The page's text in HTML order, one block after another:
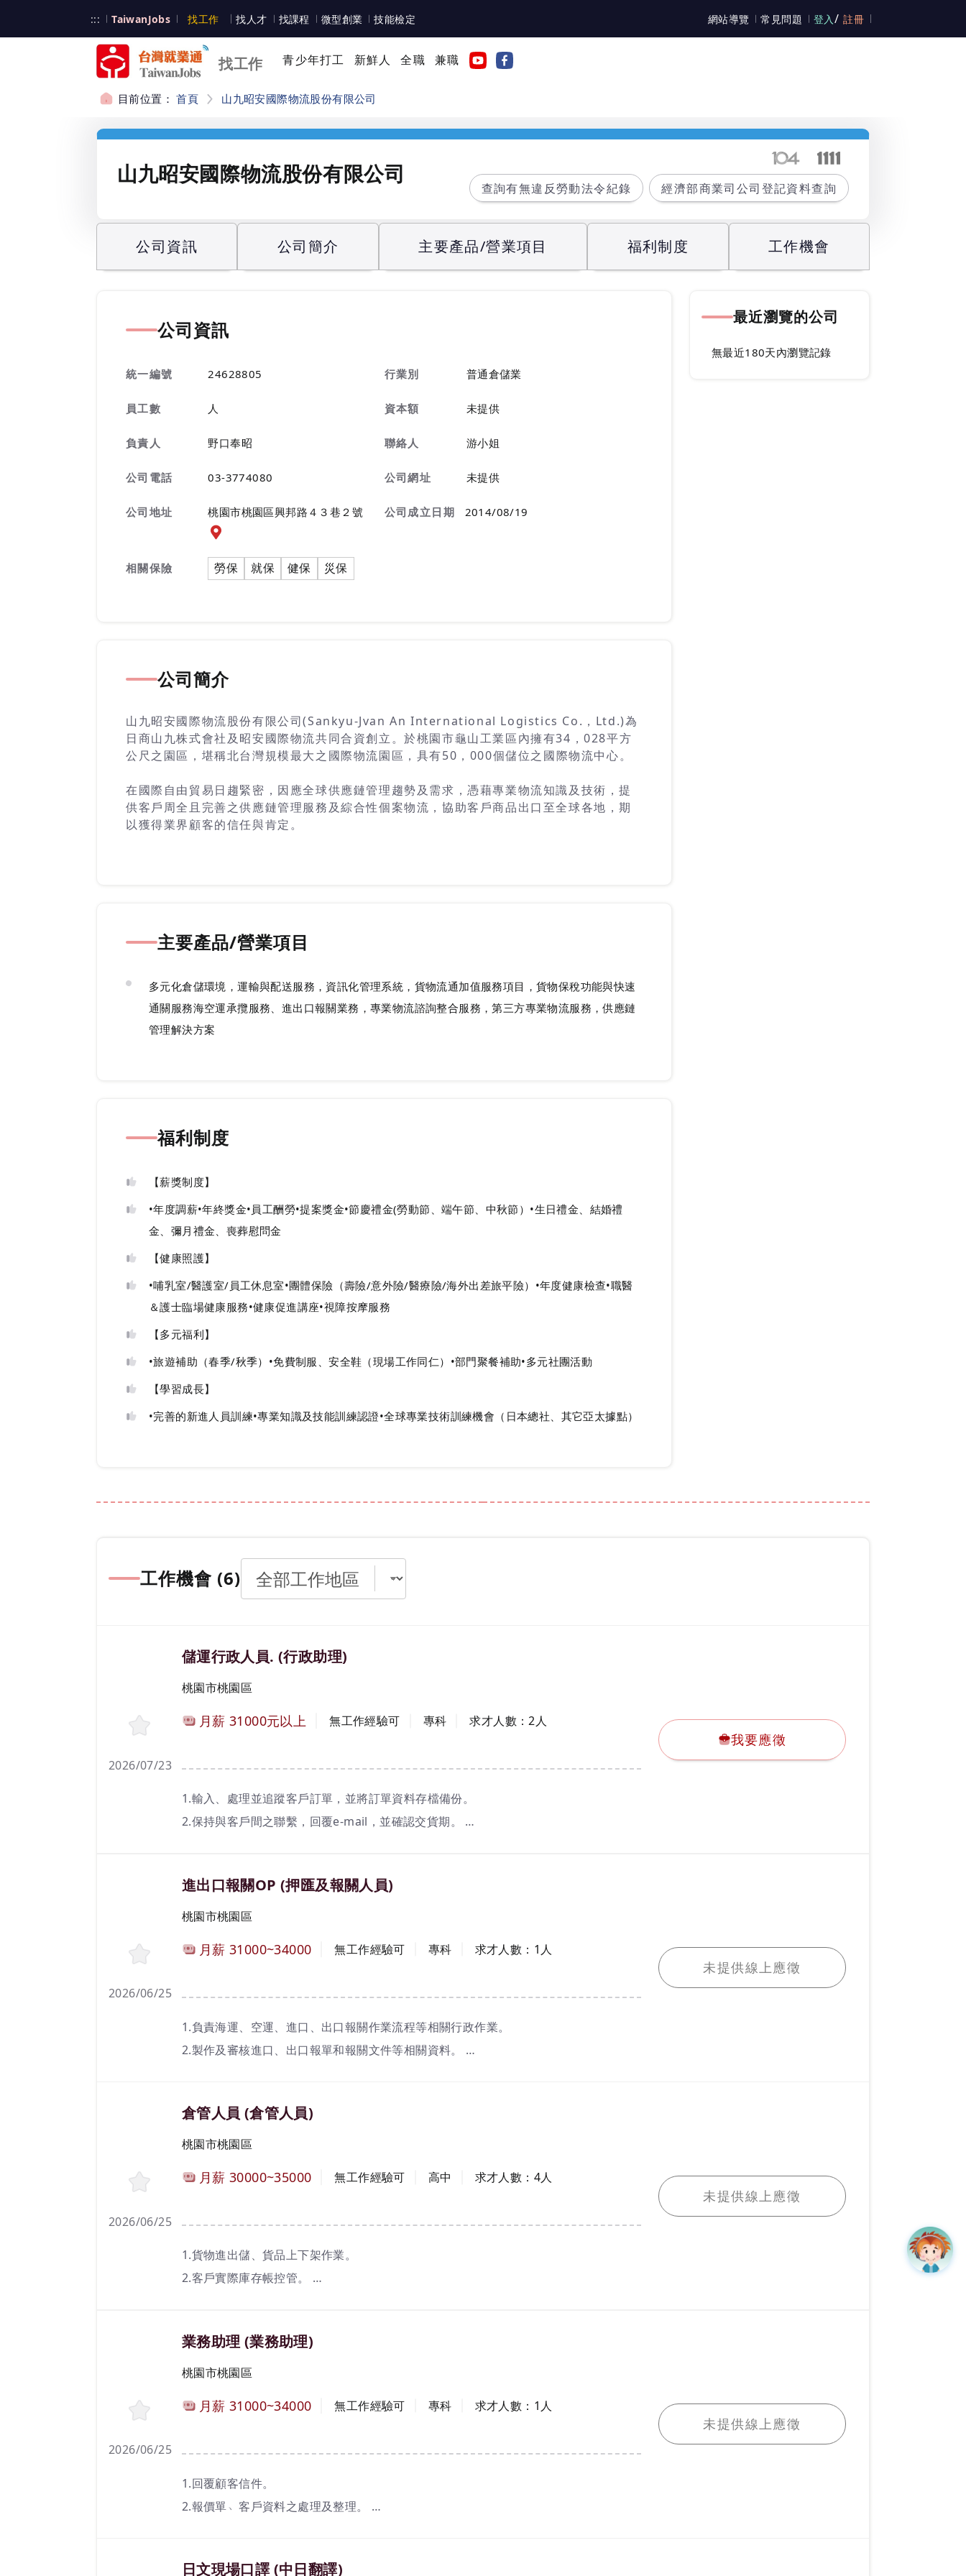
::: TaiwanJobs 台灣就業通
找工作 台灣就業通
找人才 找課程 微型創業 技能檢定 網站導覽 常見問題 登入 / 註冊
找工作 青少年打工 新鮮人 全職 兼職
目前位置：首頁 山九昭安國際物流股份有限公司
山九昭安國際物流股份有限公司
查詢有無違反勞動法令紀錄 經濟部商業司公司登記資料查詢
公司資訊 公司簡介 主要產品/營業項目 福利制度 工作機會
公司資訊
統一編號 24628805 行業別 普通倉儲業
員工數 人 資本額 未提供
負責人 野口奉昭 聯絡人 游小姐
公司電話 03-3774080 公司網址 未提供
公司地址
桃園市桃園區興邦路４３巷２號
公司地址地圖『另開新視窗』
公司成立日期 2014/08/19
相關保險 勞保 就保 健保 災保
公司簡介
山九昭安國際物流股份有限公司(Sankyu-Jvan An International Logistics Co.，Ltd.)為
日商山九株式會社及昭安國際物流共同合資創立。於桃園市龜山工業區內擁有34，028平方
公尺之園區，堪稱北台灣規模最大之國際物流園區，具有50，000個儲位之國際物流中心。
在國際自由貿易日趨緊密，因應全球供應鏈管理趨勢及需求，憑藉專業物流知識及技術，提
供客戶周全且完善之供應鏈管理服務及綜合性個案物流，協助客戶商品出口至全球各地，期
以獲得業界顧客的信任與肯定。
主要產品/營業項目
多元化倉儲環境，運輸與配送服務，資訊化管理系統，貨物流通加值服務項目，貨物保稅功能與快速
通關服務海空運承攬服務、進出口報關業務，專業物流諮詢整合服務，第三方專業物流服務，供應鏈
管理解決方案
福利制度
【薪獎制度】
•年度調薪•年終獎金•員工酬勞•提案獎金•節慶禮金(勞動節、端午節、中秋節）•生日禮金、結婚禮
金、彌月禮金、喪葬慰問金
【健康照護】
•哺乳室/醫護室/員工休息室•團體保險（壽險/意外險/醫療險/海外出差旅平險）•年度健康檢查•職醫
＆護士臨場健康服務•健康促進講座•視障按摩服務
【多元福利】
•旅遊補助（春季/秋季）•免費制服、安全鞋（現場工作同仁）•部門聚餐補助•多元社團活動
【學習成長】
•完善的新進人員訓練•專業知識及技能訓練認證•全球專業技術訓練機會（日本總社、其它亞太據點）
最近瀏覽的公司
無最近180天內瀏覽記錄
工作機會 (6)
2026/07/23
職務名稱(職業類別)
儲運行政人員. (行政助理)
桃園市桃園區
月薪 31000元以上 無工作經驗可 專科 求才人數：2人
1.輸入、處理並追蹤客戶訂單，並將訂單資料存檔備份。
2.保持與客戶間之聯繫，回覆e-mail，並確認交貨期。
我要應徵
我要應徵
2026/06/25
職務名稱(職業類別)
進出口報關OP (押匯及報關人員)
桃園市桃園區
月薪 31000~34000 無工作經驗可 專科 求才人數： 1 人
1.負責海運、空運、進口、出口報關作業流程等相關行政作業。
2.製作及審核進口、出口報單和報關文件等相關資料。
我要應徵
未提供線上應徵
2026/06/25
職務名稱(職業類別)
倉管人員 (倉管人員)
桃園市桃園區
月薪 30000~35000 無工作經驗可 高中 求才人數： 4人
1.貨物進出儲、貨品上下架作業。
2.客戶實際庫存帳控管。
5.其他主管交辦事項。
6.按申報加班時數核算加班費。
我要應徵
未提供線上應徵
2026/06/25
職務名稱(職業類別)
業務助理 (業務助理)
桃園市桃園區
月薪 31000~34000 無工作經驗可 專科 求才人數： 1 人
1.回覆顧客信件。
2.報價單﹅客戶資料之處理及整理。
我要應徵
未提供線上應徵
職務名稱(職業類別)
日文現場口譯 (中日翻譯)